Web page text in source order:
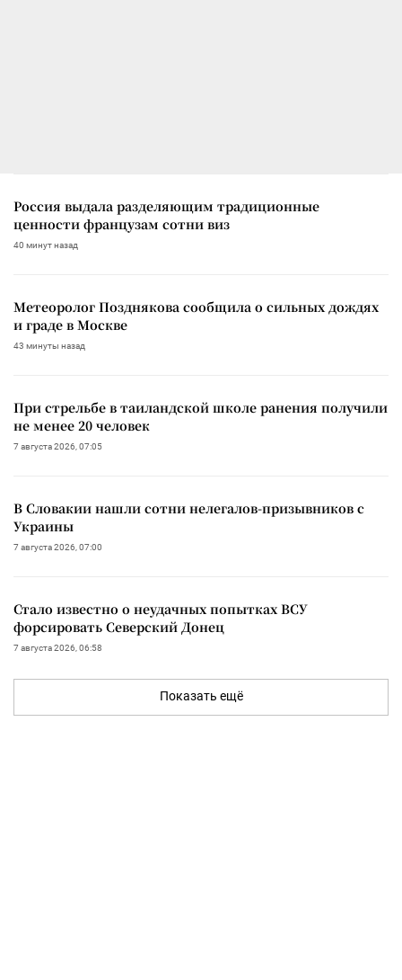
Россия выдала разделяющим традиционные
ценности французам сотни виз
40 минут назад
Метеоролог Позднякова сообщила о сильных дождях
и граде в Москве
43 минуты назад
При стрельбе в таиландской школе ранения получили
не менее 20 человек
7 августа 2026, 07:05
В Словакии нашли сотни нелегалов-призывников с
Украины
7 августа 2026, 07:00
Стало известно о неудачных попытках ВСУ
форсировать Северский Донец
7 августа 2026, 06:58
Показать ещё